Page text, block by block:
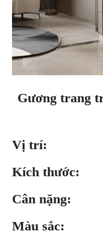
Gương trang
Vị
Kích thước:
Cân nặng:
Màu sắc: